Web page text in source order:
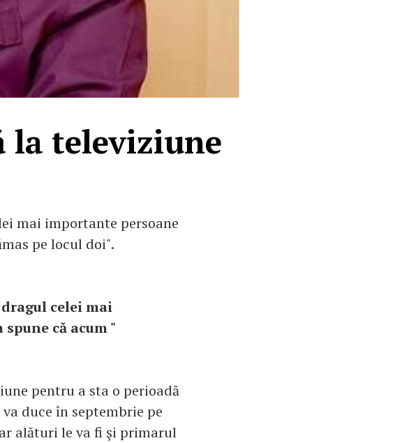
la televiziune
mai importante persoane
pe locul doi".
celei mai
că acum "
pentru a sta o perioadă
duce în septembrie pe
alături le va fi şi primarul